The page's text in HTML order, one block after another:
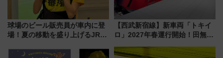
球場のビール販売員が車内に登
場！夏の移動を盛り上げるJR九
月7日限定 ソフトバンクホーク
【西武新宿線】新車両「トキイ
ロ」2027年春運行開始！田無・
「第2弾」も